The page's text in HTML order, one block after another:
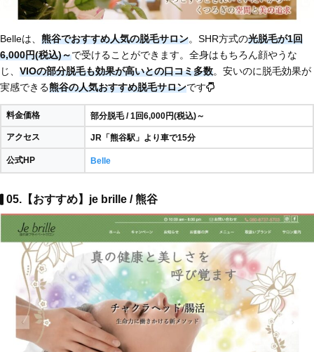
Belleは、 熊谷でおすすめ人気の脱毛サロン。SHR方式の光脱毛が1回
6,000円(税込)～で受けることができます。全身はもちろん顔やうな
じ、 VIOの部分脱毛も効果が高いとの口コミ多数。安いのに脱毛効果が
実感できる熊谷の人気おすすめ脱毛サロンです
料金価格 部分脱毛 / 1回6,000円(税込)～
アクセス JR「熊谷駅」より車で15分
公式HP Belle
05.【おすすめ】je brille / 熊谷